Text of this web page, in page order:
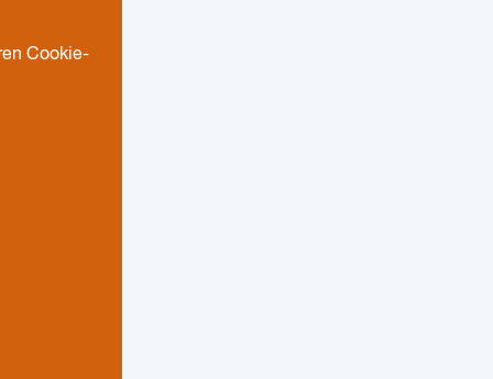
Cookie-